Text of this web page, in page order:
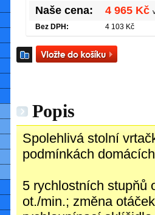
Naše cena: 4 965 Kč
Bez DPH: 4 103 Kč
Popis
Spolehlivá stolní
podmínkách
5 rychlostních stupňů
ot./min.; změna